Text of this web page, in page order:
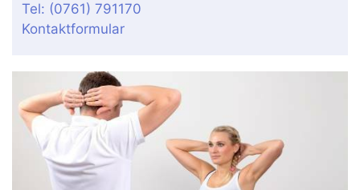
Tel: (0761) 791170
Kontaktformular